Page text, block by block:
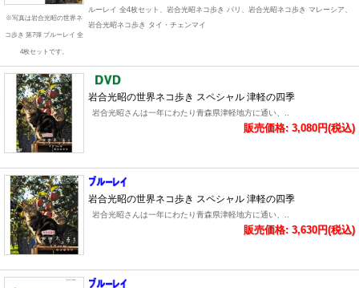
※写真は岩合光昭の世界ネ
コ歩き 第7弾 ブルーレイ 全
4枚セットです。
ルーレイ 全4枚セット、岩合光昭ネコ歩き パリ、岩合光昭ネコ歩き マレーシア、
岩合光昭ネコ歩き タイ・チェンマイ
岩合光昭の世界ネコ歩き スペシャル 津軽の四季
岩合光昭さんは一年にわたり青森県津軽地方に通い、..
販売価格: 3,080円(税込)
岩合光昭の世界ネコ歩き スペシャル 津軽の四季
岩合光昭さんは一年にわたり青森県津軽地方に通い、..
販売価格: 3,630円(税込)